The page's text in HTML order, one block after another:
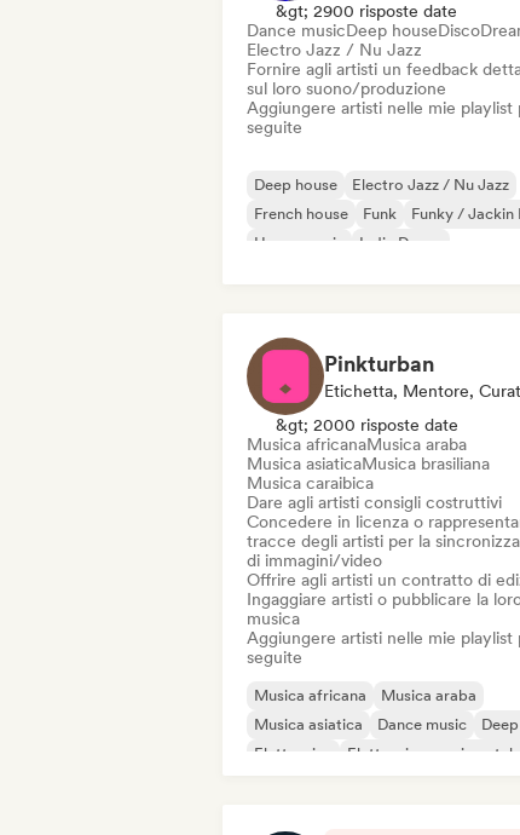
&gt; 2900 risposte date
Dance musicDeep houseDisco
Electro Jazz / Nu Jazz
Fornire agli artisti un feedback
sul loro suono/produzione
Aggiungere artisti nelle mie playlist
seguite
Deep house
Electro Jazz / Nu Jazz
French house
Funk
Funky / Jackin
House music
Indie Dance
Pinkturban
&gt; 2000 risposte date
Musica africanaMusica araba
Musica asiaticaMusica brasiliana
Musica caraibica
Dare agli artisti consigli costruttivi
Concedere in licenza o
tracce degli artisti per la
di immagini/video
Offrire agli artisti un contratto di
Ingaggiare artisti o pubblicare la
musica
Aggiungere artisti nelle mie playlist
seguite
Musica africana
Musica araba
Musica asiatica
Dance music
Elettronica
Elettronica sperimentale